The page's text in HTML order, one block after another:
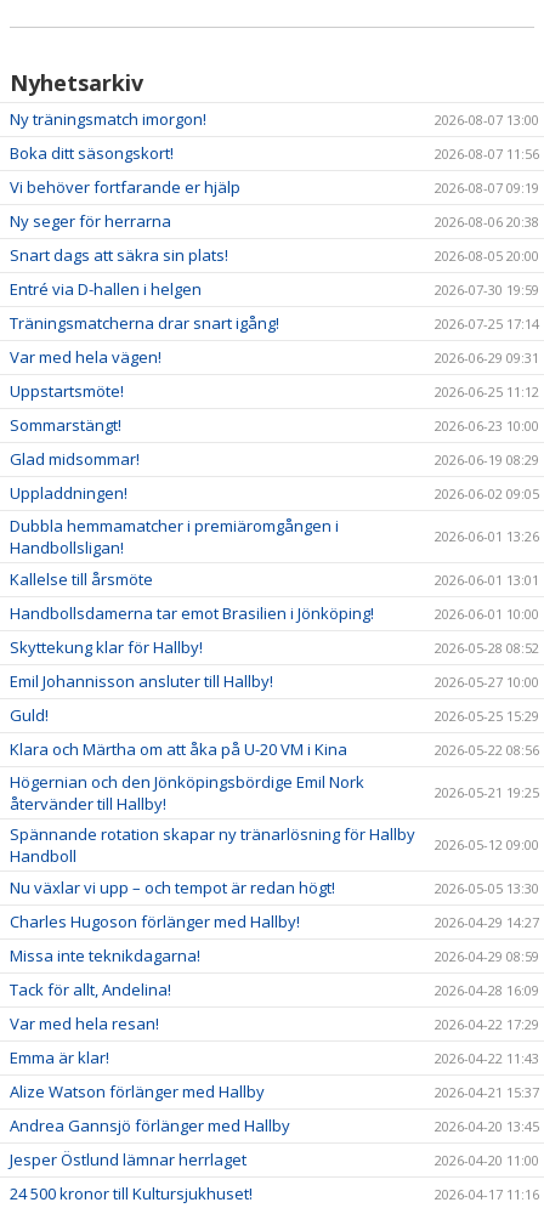
HEMMAVINSTEN
KLUBBSHOP
BILDGALLERI
Nyhetsarkiv
Ny träningsmatch imorgon! 2026-08-07 13:00
Boka ditt säsongskort! 2026-08-07 11:56
Vi behöver fortfarande er hjälp 2026-08-07 09:19
Ny seger för herrarna 2026-08-06 20:38
Snart dags att säkra sin plats! 2026-08-05 20:00
Entré via D-hallen i helgen 2026-07-30 19:59
Träningsmatcherna drar snart igång! 2026-07-25 17:14
Var med hela vägen! 2026-06-29 09:31
Uppstartsmöte! 2026-06-25 11:12
Sommarstängt! 2026-06-23 10:00
Glad midsommar! 2026-06-19 08:29
Uppladdningen! 2026-06-02 09:05
Dubbla hemmamatcher i premiäromgången i
Handbollsligan!
2026-06-01 13:26
Kallelse till årsmöte 2026-06-01 13:01
Handbollsdamerna tar emot Brasilien i Jönköping! 2026-06-01 10:00
Skyttekung klar för Hallby! 2026-05-28 08:52
Emil Johannisson ansluter till Hallby! 2026-05-27 10:00
Guld! 2026-05-25 15:29
Klara och Märtha om att åka på U-20 VM i Kina 2026-05-22 08:56
Högernian och den Jönköpingsbördige Emil Nork
återvänder till Hallby!
2026-05-21 19:25
Spännande rotation skapar ny tränarlösning för Hallby
Handboll
2026-05-12 09:00
Nu växlar vi upp – och tempot är redan högt! 2026-05-05 13:30
Charles Hugoson förlänger med Hallby! 2026-04-29 14:27
Missa inte teknikdagarna! 2026-04-29 08:59
Tack för allt, Andelina! 2026-04-28 16:09
Var med hela resan! 2026-04-22 17:29
Emma är klar! 2026-04-22 11:43
Alize Watson förlänger med Hallby 2026-04-21 15:37
Andrea Gannsjö förlänger med Hallby 2026-04-20 13:45
Jesper Östlund lämnar herrlaget 2026-04-20 11:00
24 500 kronor till Kultursjukhuset! 2026-04-17 11:16